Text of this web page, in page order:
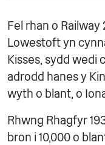
Fel rhan o
Lowestoft yn
Kisses, sydd wedi
adrodd hanes y
wyth o blant, o
Rhwng Rhagfyr
bron i 10,000 o